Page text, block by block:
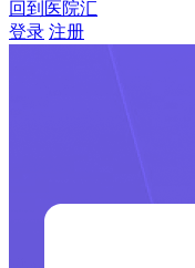
回到医院汇
登录 注册